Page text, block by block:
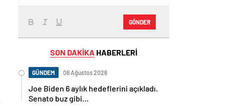
GÖNDER
SON DAKİKA HABERLERİ
GÜNDEM 06 Ağustos 2026
Joe Biden 6 aylık hedeflerini açıkladı.
Senato buz gibi…